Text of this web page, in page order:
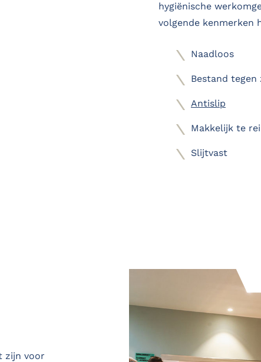
hygiënische
volgende kenmerken
Naadloos
Bestand
Antislip
Makkelijk te
Slijtvast
zijn voor